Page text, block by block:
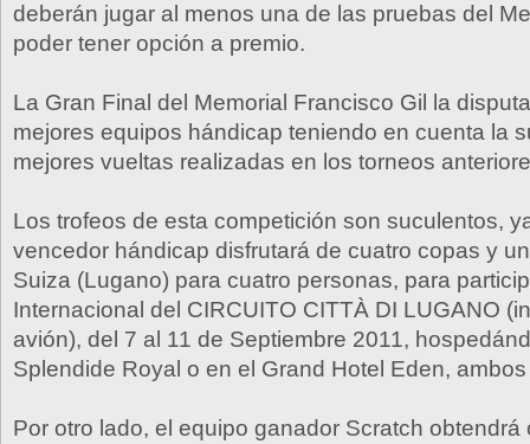
deberán jugar al menos una de las pruebas del
poder tener opción a premio.
La Gran Final del Memorial Francisco Gil la
mejores equipos hándicap teniendo en cuenta la
mejores vueltas realizadas en los torneos
Los trofeos de esta competición son suculentos,
vencedor hándicap disfrutará de cuatro copas y
Suiza (Lugano) para cuatro personas, para
Internacional del CIRCUITO CITTÀ DI LUGANO
avión), del 7 al 11 de Septiembre 2011,
Splendide Royal o en el Grand Hotel Eden,
Por otro lado, el equipo ganador Scratch obtendrá